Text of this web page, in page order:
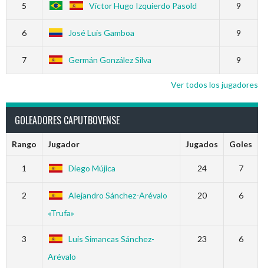
5 Víctor Hugo Izquierdo Pasold 9
6 José Luis Gamboa 9
7 Germán González Silva 9
Ver todos los jugadores
GOLEADORES CAPUTBOVENSE
Rango Jugador Jugados Goles
1 Diego Mújica 24 7
2
Alejandro Sánchez-Arévalo
«Trufa»
20 6
3
Luis Simancas Sánchez-
Arévalo
23 6